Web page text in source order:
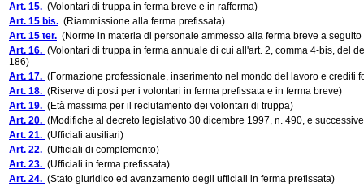
Art. 15. (Volontari di truppa in ferma breve e in rafferma)
Art. 15 bis. (Riammissione alla ferma prefissata).
Art. 15 ter. (Norme in materia di personale ammesso alla ferma breve a seguito
Art. 16. (Volontari di truppa in ferma annuale di cui all'art. 2, comma 4-bis, del
186)
Art. 17. (Formazione professionale, inserimento nel mondo del lavoro e crediti
Art. 18. (Riserve di posti per i volontari in ferma prefissata e in ferma breve)
Art. 19. (Età massima per il reclutamento dei volontari di truppa)
Art. 20. (Modifiche al decreto legislativo 30 dicembre 1997, n. 490, e
Art. 21. (Ufficiali ausiliari)
Art. 22. (Ufficiali di complemento)
Art. 23. (Ufficiali in ferma prefissata)
Art. 24. (Stato giuridico ed avanzamento degli ufficiali in ferma prefissata)